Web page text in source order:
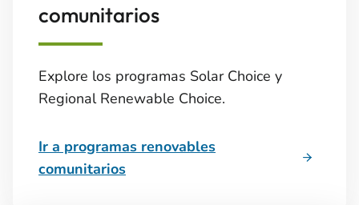
comunitarios
Explore los programas Solar Choice y
Regional Renewable Choice.
Ir a programas renovables
comunitarios